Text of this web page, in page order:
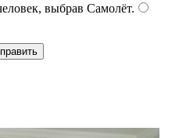
выбрав Самолёт.